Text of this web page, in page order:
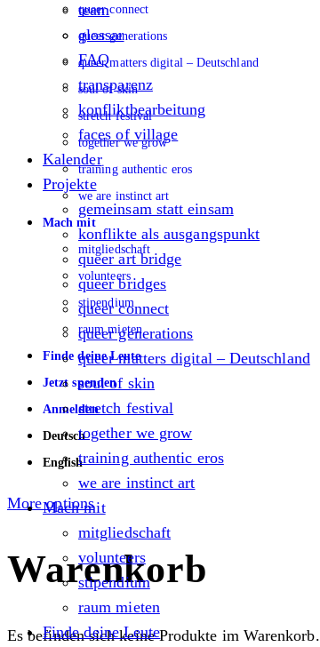
queer connect
queer generations
queer matters digital – Deutschland
soul of skin
stretch festival
together we grow
training authentic eros
we are instinct art
Mach mit
mitgliedschaft
volunteers
stipendium
raum mieten
Finde deine Leute
Jetzt spenden
Anmelden
Deutsch
English
More options
Warenkorb
Es befinden sich keine Produkte im Warenkorb.
team
glossar
FAQ
transparenz
konfliktbearbeitung
faces of village
Kalender
Projekte
gemeinsam statt einsam
konflikte als ausgangspunkt
queer art bridge
queer bridges
queer connect
queer generations
queer matters digital – Deutschland
soul of skin
stretch festival
together we grow
training authentic eros
we are instinct art
Mach mit
mitgliedschaft
volunteers
stipendium
raum mieten
Finde deine Leute